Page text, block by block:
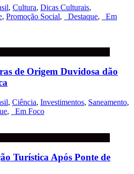
, Cultura, Dicas Culturais,
, Promoção Social, _Destaque,
_Em
de Origem Duvidosa dão
, Ciência, Investimentos, Saneamento,
, _Em Foco
Turística Após Ponte de